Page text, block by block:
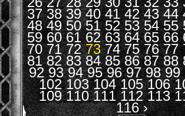
37 38 39 40 41 42 43 44
48 49 50 51 52 53 54 55
59 60 61 62 63 64 65 66
70 71 72 73 74 75 76 77
81 82 83 84 85 86 87 88
92 93 94 95 96 97 98 99
102 103 104 105 106
109 110 111 112 113
116 ›